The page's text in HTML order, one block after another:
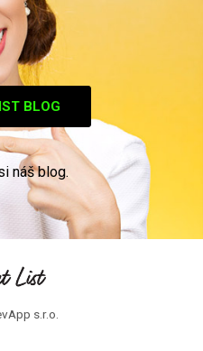
BLOG
náš blog.
s.r.o.